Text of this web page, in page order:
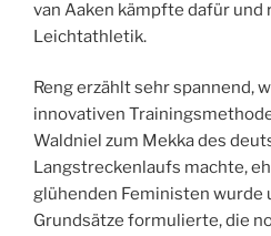
van Aaken kämpfte dafür
Leichtathletik.
Reng erzählt sehr spannend,
innovativen
Waldniel zum Mekka des
Langstreckenlaufs machte,
glühenden Feministen wurde
Grundsätze formulierte, die